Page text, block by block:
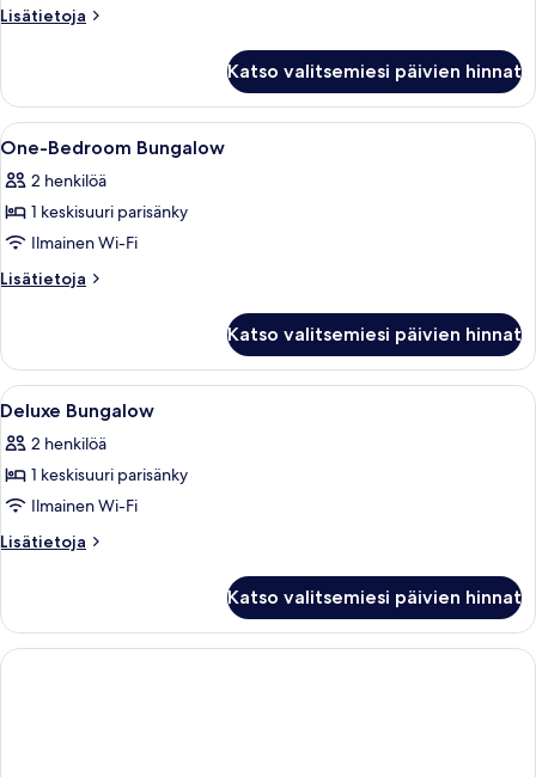
Lisätietoja
Lisätietoja
1
makuuhuone
Katso valitsemiesi päivien hinnat
Avaa
kaikki
huonetyypin
One-
Bedroom
Bungalow
7
One-Bedroom Bungalow
2 henkilöä
1 keskisuuri parisänky
Ilmainen Wi-Fi
Lisätietoja
Lisätietoja
Bungalow
Katso valitsemiesi päivien hinnat
Avaa
kaikki
huonetyypin
Deluxe
Bungalow
kuvat
4
Deluxe Bungalow
2 henkilöä
1 keskisuuri parisänky
Ilmainen Wi-Fi
Lisätietoja
Lisätietoja
Katso valitsemiesi päivien hinnat